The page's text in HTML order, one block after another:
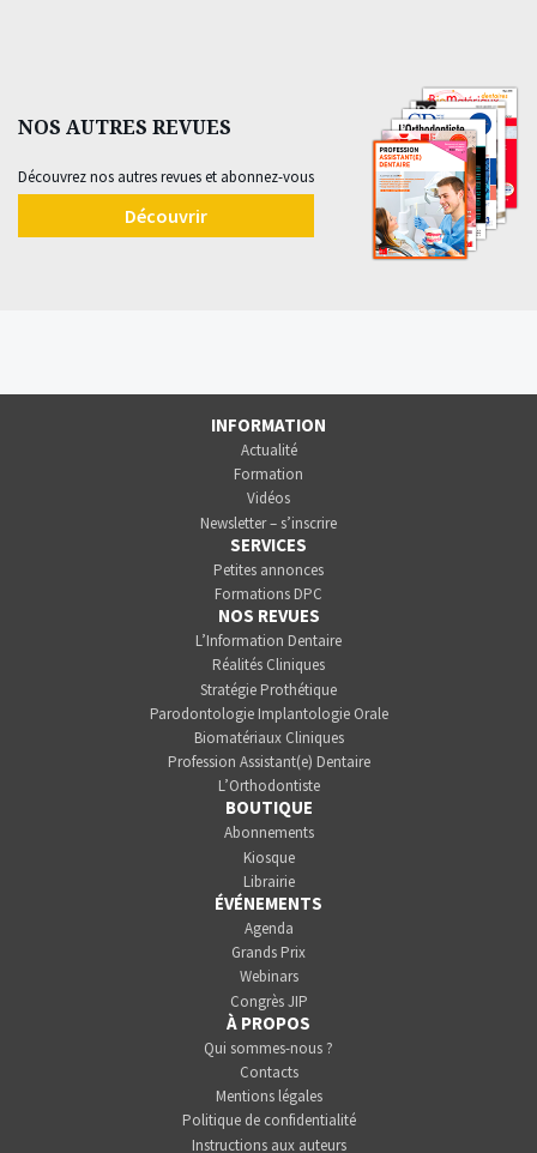
NOS AUTRES REVUES
Découvrez nos autres revues et abonnez-vous
Découvrir
INFORMATION
Actualité
Formation
Vidéos
Newsletter – s’inscrire
SERVICES
Petites annonces
Formations DPC
NOS REVUES
L’Information Dentaire
Réalités Cliniques
Stratégie Prothétique
Parodontologie Implantologie Orale
Biomatériaux Cliniques
Profession Assistant(e) Dentaire
L’Orthodontiste
BOUTIQUE
Abonnements
Kiosque
Librairie
ÉVÉNEMENTS
Agenda
Grands Prix
Webinars
Congrès JIP
À PROPOS
Qui sommes-nous ?
Contacts
Mentions légales
Politique de confidentialité
Instructions aux auteurs